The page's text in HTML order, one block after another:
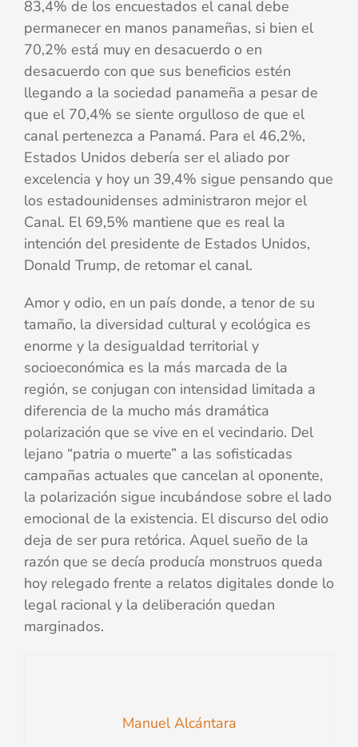
83,4% de los encuestados el canal debe
permanecer en manos panameñas, si bien el
70,2% está muy en desacuerdo o en
desacuerdo con que sus beneficios estén
llegando a la sociedad panameña a pesar de
que el 70,4% se siente orgulloso de que el
canal pertenezca a Panamá. Para el 46,2%,
Estados Unidos debería ser el aliado por
excelencia y hoy un 39,4% sigue pensando que
los estadounidenses administraron mejor el
Canal. El 69,5% mantiene que es real la
intención del presidente de Estados Unidos,
Donald Trump, de retomar el canal.
Amor y odio, en un país donde, a tenor de su
tamaño, la diversidad cultural y ecológica es
enorme y la desigualdad territorial y
socioeconómica es la más marcada de la
región, se conjugan con intensidad limitada a
diferencia de la mucho más dramática
polarización que se vive en el vecindario. Del
lejano “patria o muerte” a las sofisticadas
campañas actuales que cancelan al oponente,
la polarización sigue incubándose sobre el lado
emocional de la existencia. El discurso del odio
deja de ser pura retórica. Aquel sueño de la
razón que se decía producía monstruos queda
hoy relegado frente a relatos digitales donde lo
legal racional y la deliberación quedan
marginados.
Manuel Alcántara